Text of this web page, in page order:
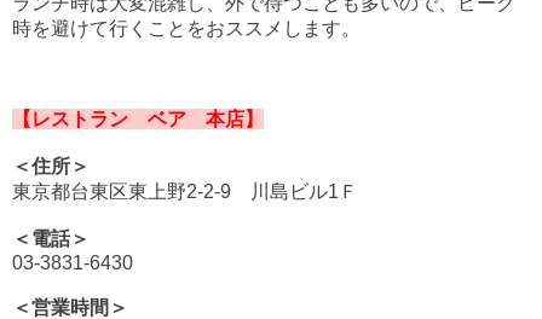
時を避けて行くことをおススメします。
【レストラン ベア 本店】
＜住所＞
東京都台東区東上野2-2-9 川島ビル1Ｆ
＜電話＞
03-3831-6430
＜営業時間＞